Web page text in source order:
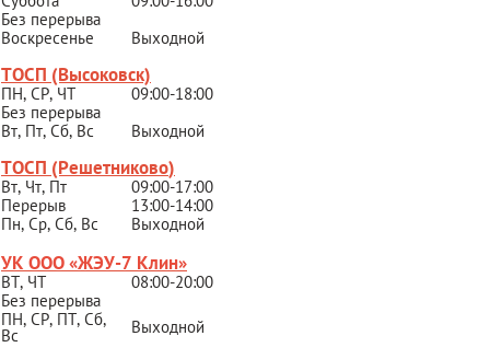
Без перерыва
Воскресенье
Выходной
ТОСП (Высоковск)
ПН, СР, ЧТ
09:00-18:00
Без перерыва
Вт, Пт, Сб, Вс
Выходной
ТОСП (Решетниково)
Вт, Чт, Пт
09:00-17:00
Перерыв
13:00-14:00
Пн, Ср, Сб, Вс
Выходной
УК ООО «ЖЭУ-7 Клин»
ВТ, ЧТ
08:00-20:00
Без перерыва
ПН, СР, ПТ, Сб,
Вс Выходной